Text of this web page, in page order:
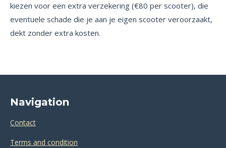
kiezen voor een extra verzekering (€80 per scooter), die
eventuele schade die je aan je eigen scooter veroorzaakt,
dekt zonder extra kosten.
Navigation
Contact
Terms and condition